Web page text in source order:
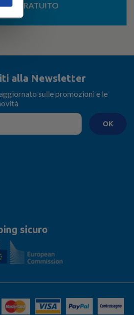
GRATUITO
alla Newsletter
sulle promozioni e le
OK
sicuro